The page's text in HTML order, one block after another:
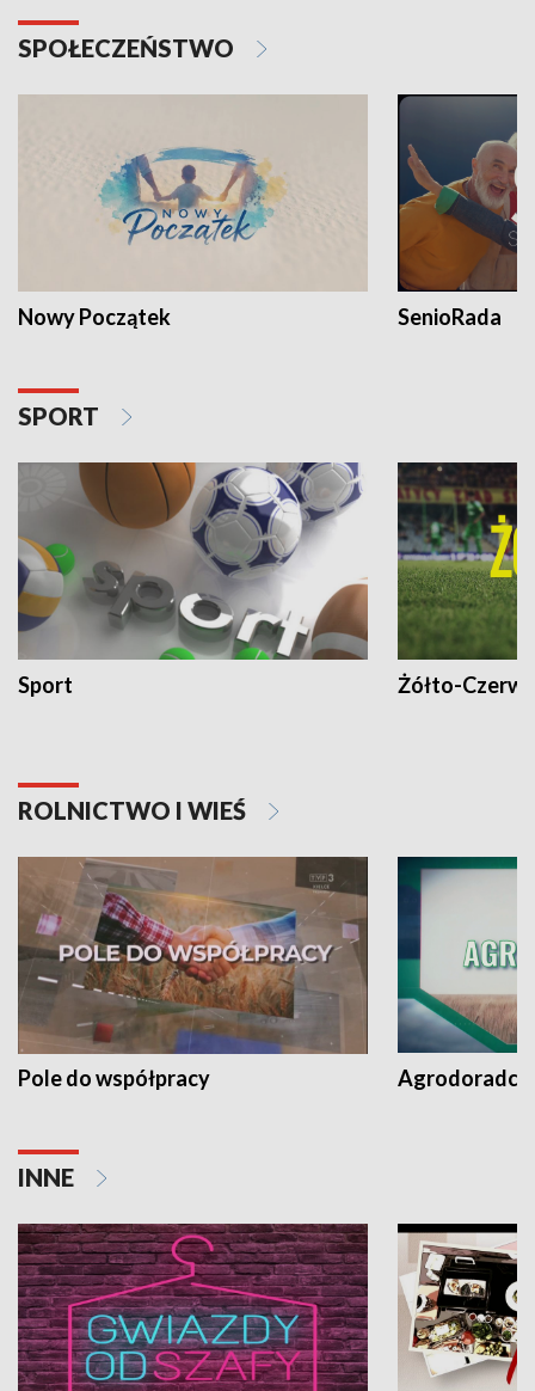
SPOŁECZEŃSTWO
Nowy Początek SenioRada
SPORT
Sport Żółto-
ROLNICTWO I WIEŚ
Pole do współpracy Agrodoradcy
INNE